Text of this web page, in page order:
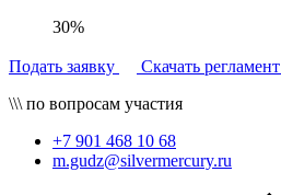
30%
Подать заявку
Скачать регламент
\\\ по вопросам участия
+7 901 468 10 68
m.gudz@silvermercury.ru